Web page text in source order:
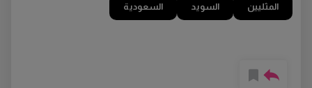
المثليين السويد السعودية